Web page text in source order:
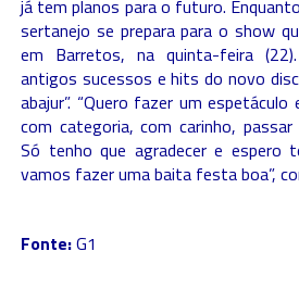
já tem planos para o futuro.
sertanejo se prepara para o show
em Barretos, na quinta-feira
antigos sucessos e hits do novo
abajur”. “Quero fazer um
com categoria, com carinho, passar
Só tenho que agradecer e espero
vamos fazer uma baita festa boa”,
Fonte:G1